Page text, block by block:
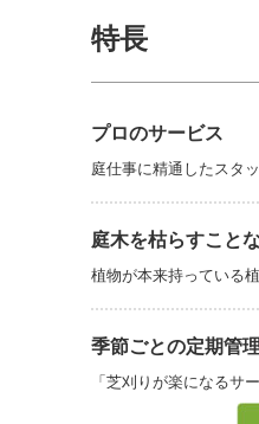
特長
プロのサービス
庭仕事に精通したスタ
庭木を枯らすこと
植物が本来持っている
季節ごとの定期管理
「芝刈りが楽になるサ